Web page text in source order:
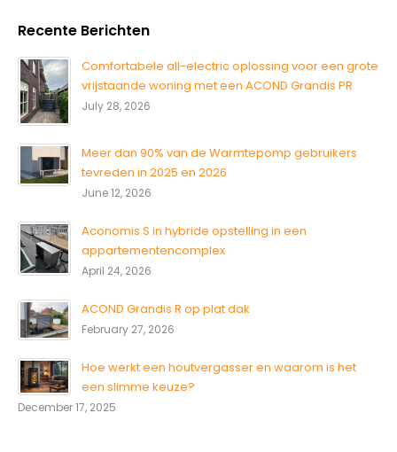
Recente Berichten
Comfortabele all-electric oplossing voor een grote
vrijstaande woning met een ACOND Grandis PR
July 28, 2026
Meer dan 90% van de Warmtepomp gebruikers
tevreden in 2025 en 2026
June 12, 2026
Aconomis S in hybride opstelling in een
appartementencomplex
April 24, 2026
ACOND Grandis R op plat dak
February 27, 2026
Hoe werkt een houtvergasser en waarom is het
een slimme keuze?
December 17, 2025